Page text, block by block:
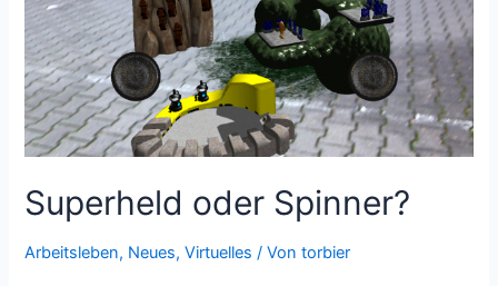
Superheld oder Spinner?
Arbeitsleben, Neues,Virtuelles / Vontorbier